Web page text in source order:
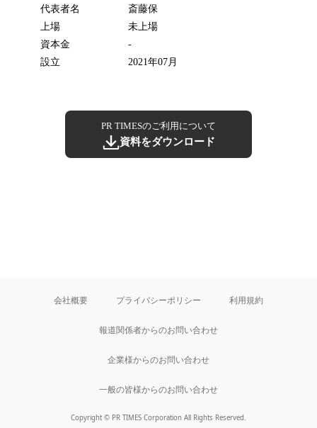
代表者名
斎藤保
上場
未上場
資本金
-
設立
2021年07月
PR TIMESのご利用について
資料をダウンロード
会社概要 プライバシーポリシー 利用規約
報道関係者からのお問い合わせ
企業様からのお問い合わせ
一般の皆様からのお問い合わせ
Copyright © PR TIMES Corporation All Rights Reserved.